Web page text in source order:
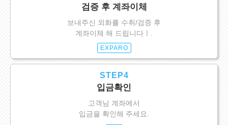
검증 후 계좌이체
보내주신 외화를 수취/검증 후
계좌이체 해 드립니다ㅣ.
EXPARO
STEP4
입금확인
고객님 계좌에서
입금을 확인해 주세요.